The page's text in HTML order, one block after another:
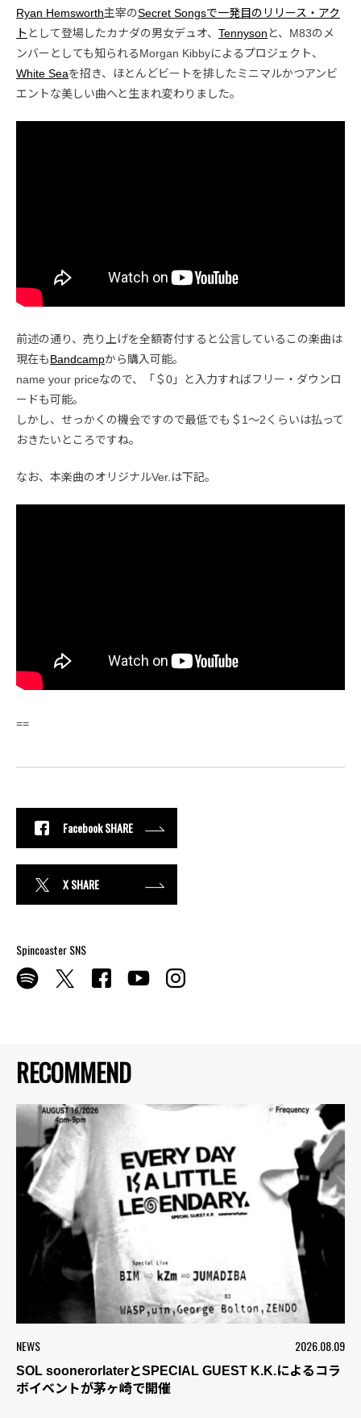
RECOMMEND
NEWS 2026.08.09
SOL soonerorlaterとSPECIAL GUEST K.K.によるコラ
ボイベントが茅ヶ崎で開催
Ryan Hemsworth主宰のSecret Songsで一発目のリリース・アク
ト として登場したカナダの男女デュオ、 Tennyson と、M83のメ
ンバーとしても知られるMorgan Kibbyによるプロジェクト、
White Seaを招き、ほとんどビートを排したミニマルかつアンビ
エントな美しい曲へと生まれ変わりました。
前述の通り、売り上げを全額寄付すると公言しているこの楽曲は
現在もBandcampから購入可能。
name your priceなので、「＄0」と入力すればフリー・ダウンロ
ードも可能。
しかし、せっかくの機会ですので最低でも＄1〜2くらいは払って
おきたいところですね。
なお、本楽曲のオリジナルVer.は下記。
==
Facebook SHARE
X SHARE
Spincoaster SNS